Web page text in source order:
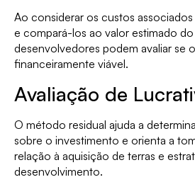
Ao considerar os custos
e compará-los ao valor estimado
desenvolvedores podem avaliar se
financeiramente viável.
Avaliação de
O método residual ajuda a
sobre o investimento e orienta a
relação à aquisição de terras e
desenvolvimento.